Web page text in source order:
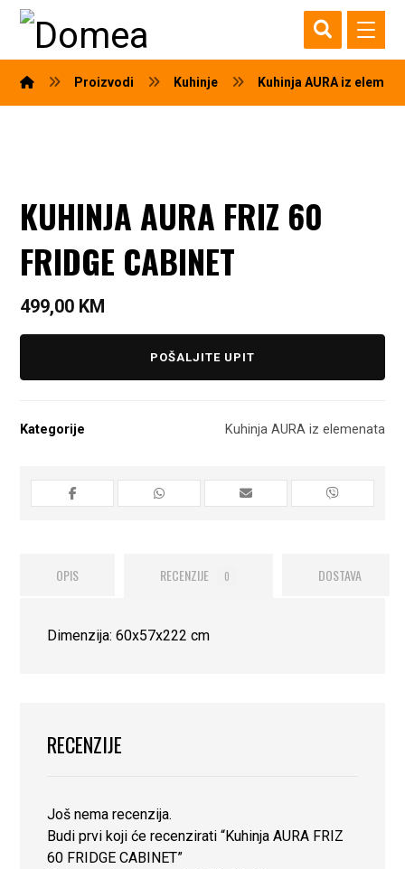
Proizvodi Kuhinje Kuhinja AURA iz
KUHINJA AURA FRIZ 60
FRIDGE CABINET
499,00 KM
POŠALJITE UPIT
Kategorije Kuhinja AURA iz elemenata
OPIS RECENZIJE 0 DOSTAVA
Dimenzija: 60x57x222 cm
RECENZIJE
Još nema recenzija.
Budi prvi koji će recenzirati “Kuhinja AURA FRIZ
60 FRIDGE CABINET”